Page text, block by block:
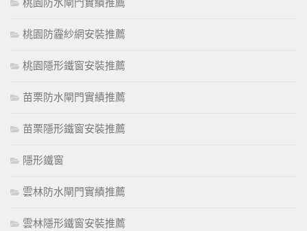
桃園防水閘門實績推薦
桃園防霾紗網安裝推薦
桃園隱形鐵窗安裝推薦
苗栗防水閘門實績推薦
苗栗隱形鐵窗安裝推薦
隱形鐵窗
雲林防水閘門實績推薦
雲林隱形鐵窗安裝推薦